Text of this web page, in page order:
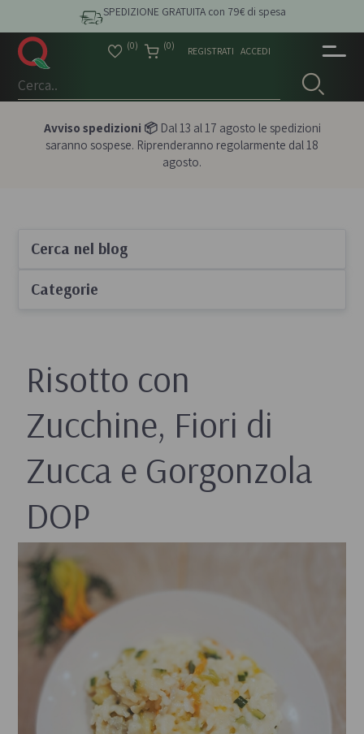
SPEDIZIONE GRATUITA con 79€ di spesa
(0) (0) REGISTRATI ACCEDI
Avviso spedizioni 📦Dal 13 al 17 agosto le spedizioni
saranno sospese. Riprenderanno regolarmente dal 18
agosto.
Cerca nel blog
Categorie
Risotto con
Zucchine, Fiori di
Zucca e Gorgonzola
DOP